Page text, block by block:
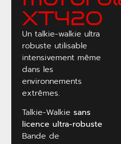
XT420
Un talkie-walkie ultra
robuste utilisable
intensivement même
dans les
environnements
extrêmes.
Talkie-Walkiesans
licence ultra-robuste
Bande de